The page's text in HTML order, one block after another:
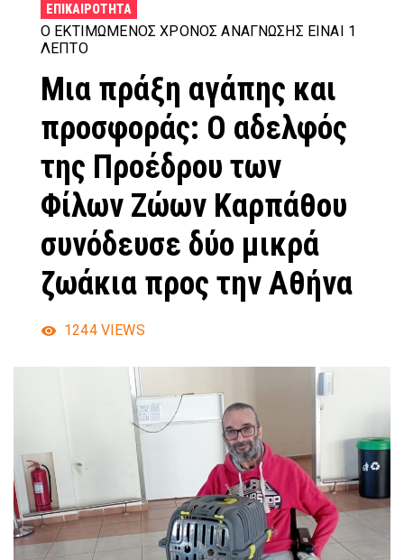
ΕΠΙΚΑΙΡΌΤΗΤΑ
Ο ΕΚΤΙΜΏΜΕΝΟΣ ΧΡΌΝΟΣ ΑΝΆΓΝΩΣΗΣ ΕΊΝΑΙ 1
ΛΕΠΤΌ
Μια πράξη αγάπης και
προσφοράς: Ο αδελφός
της Προέδρου των
Φίλων Ζώων Καρπάθου
συνόδευσε δύο μικρά
ζωάκια προς την Αθήνα
1244 VIEWS